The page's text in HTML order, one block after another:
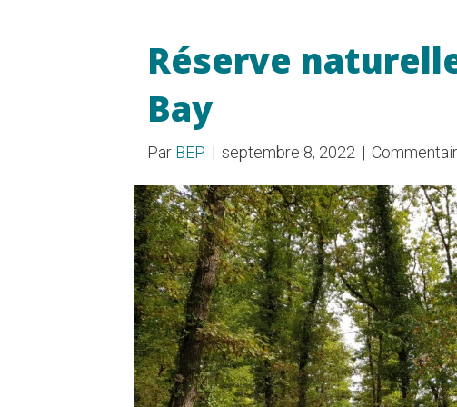
Réserve
Bay
Par BEP | septembre 8, 2022 |